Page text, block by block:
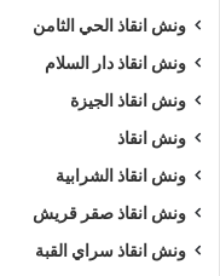
ونش انقاذ الحي الثامن
ونش انقاذ دار السلام
ونش انقاذ الجيزة
ونش انقاذ
ونش انقاذ الشرابية
ونش انقاذ صقر قريش
ونش انقاذ سراي القبة